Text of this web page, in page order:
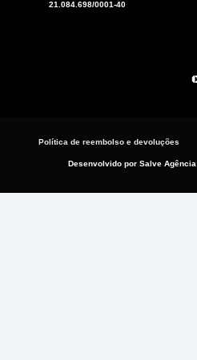
21.084.698/0001-40
Política de reembolso e devoluções
Desenvolvido por Salve